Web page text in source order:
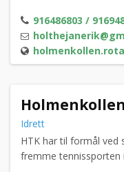
916486803 /
Idrett
HTK har til formål ved
fremme tennissporten